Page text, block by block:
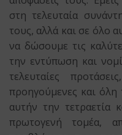
στη τελευταία
τους, αλλά και σε όλο
να δώσουμε τις
την εντύπωση και
τελευταίες
προηγούμενες και όλη
αυτήν την τετραετία
πρωτογενή τομέα,